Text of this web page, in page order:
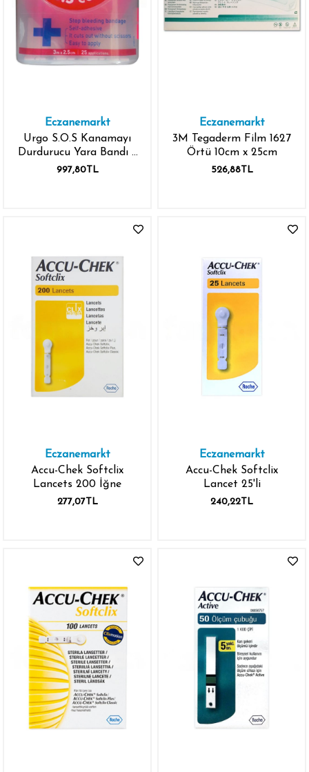
Eczanemarkt
Urgo S.O.S Kanamayı
Durdurucu Yara Bandı 3
m x 2,5 cm
997,80TL
Eczanemarkt
3M Tegaderm Film 1627
Örtü 10cm x 25cm
526,88TL
Eczanemarkt
Accu-Chek Softclix
Lancets 200 İğne
277,07TL
Eczanemarkt
Accu-Chek Softclix
Lancet 25'li
240,22TL